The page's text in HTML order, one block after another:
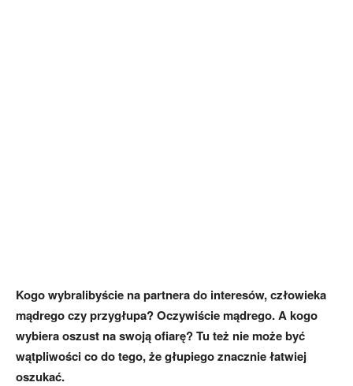
Kogo wybralibyście na partnera do interesów, człowieka
mądrego czy przygłupa? Oczywiście mądrego. A kogo
wybiera oszust na swoją ofiarę? Tu też nie może być
wątpliwości co do tego, że głupiego znacznie łatwiej
oszukać.